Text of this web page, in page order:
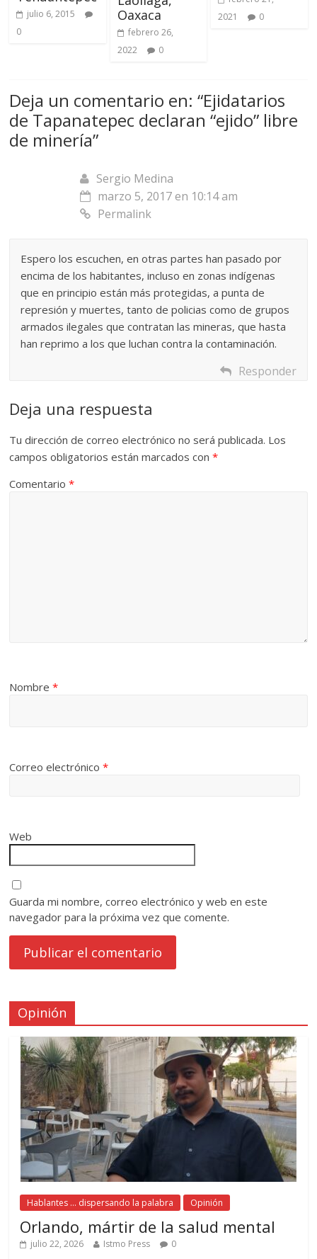
julio 6, 2015
0
Oaxaca
febrero 26,
2022
0
2021
0
Deja un comentario en: “Ejidatarios
de Tapanatepec declaran “ejido” libre
de minería”
Sergio Medina
marzo 5, 2017 en 10:14 am
Permalink
Espero los escuchen, en otras partes han pasado por
encima de los habitantes, incluso en zonas indígenas
que en principio están más protegidas, a punta de
represión y muertes, tanto de policias como de grupos
armados ilegales que contratan las mineras, que hasta
han reprimo a los que luchan contra la contaminación.
Responder
Deja una respuesta
Tu dirección de correo electrónico no será publicada. Los
campos obligatorios están marcados con*
Comentario*
Nombre*
Correo electrónico*
Web
Guarda mi nombre, correo electrónico y web en este
navegador para la próxima vez que comente.
Opinión
Hablantes ... dispersando la palabra Opinión
Orlando, mártir de la salud mental
julio 22, 2026 Istmo Press 0